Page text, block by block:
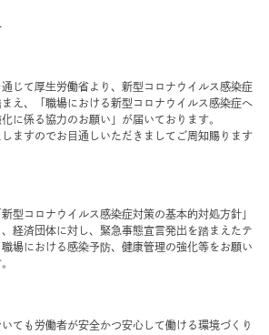
じて厚生労働省より、新型コロナウイルス感染症
え、「職場における新型コロナウイルス感染症へ
に係る協力のお願い」が届いております。
ますのでお目通しいただきましてご周知賜ります
型コロナウイルス感染症対策の基本的対処方針」
経済団体に対し、緊急事態宣言発出を踏まえたテ
場における感染予防、健康管理の強化等をお願い
ても労働者が安全かつ安心して働ける環境づくり